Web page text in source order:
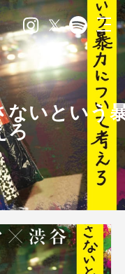
ないという
ろ